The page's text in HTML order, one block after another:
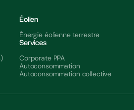
Éolien
Énergie éolienne terrestre
Services
Corporate PPA
Autoconsommation
Autoconsommation collective